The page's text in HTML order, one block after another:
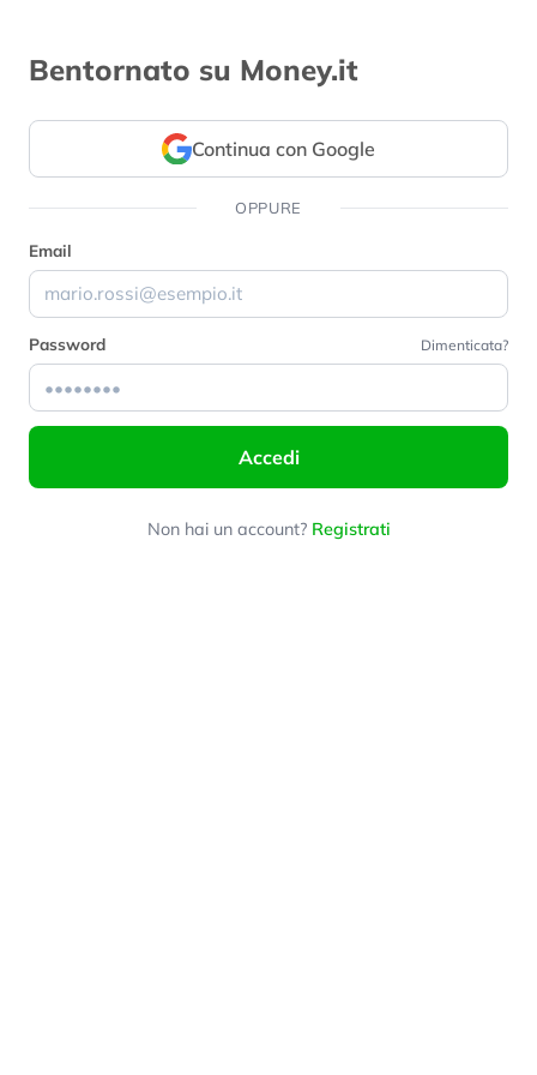
Bentornato su Money.it
Continua con Google
OPPURE
Email
Password Dimenticata?
Accedi
Non hai un account? Registrati